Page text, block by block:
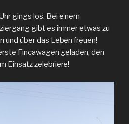
gings los. Bei einem
gibt es immer etwas zu
und über das Leben freuen!
Fincawagen geladen, den
Einsatz zelebriere!